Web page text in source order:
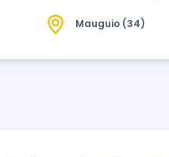
Mauguio (34)